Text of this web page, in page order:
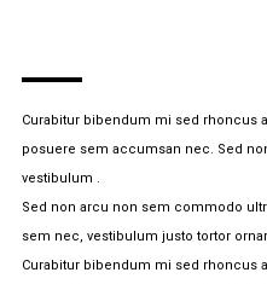
Curabitur bibendum mi sed rhoncus
posuere sem accumsan nec. Sed
vestibulum .
Sed non arcu non sem commodo
sem nec, vestibulum justo tortor
Curabitur bibendum mi sed rhoncus